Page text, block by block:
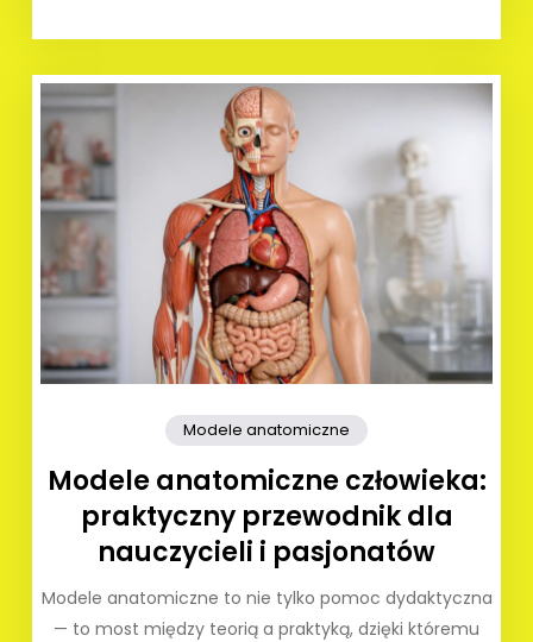
Modele anatomiczne
Modele anatomiczne człowieka:
praktyczny przewodnik dla
nauczycieli i pasjonatów
Modele anatomiczne to nie tylko pomoc dydaktyczna
— to most między teorią a praktyką, dzięki któremu